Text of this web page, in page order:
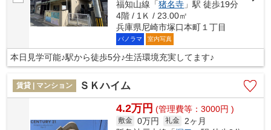
福知山線「猪名寺 」駅 徒歩19分
4階 / 1Ｋ / 23.00㎡
兵庫県尼崎市塚口本町１丁目
パノラマ 室内写真
本日見学可能♪駅から徒歩5分♪生活環境充実してます♪
賃貸 | マンション ＳＫハイム
4.2万円 (管理費等：3000円 )
敷金 0万円 礼金
2ヶ月